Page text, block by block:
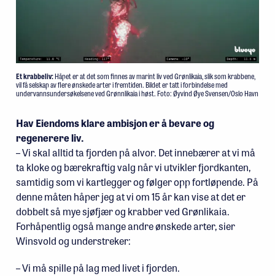
Et krabbeliv:Håpet er at det som finnes av marint liv ved Grønlikaia, slik som krabbene,
vil få selskap av flere ønskede arter i fremtiden. Bildet er tatt i forbindelse med
undervannsundersøkelsene ved Grønnlikaia i høst. Foto: Øyvind Øye Svensen/Oslo Havn
Hav Eiendoms klare ambisjon er å bevare og
regenerere liv.
– Vi skal alltid ta fjorden på alvor. Det innebærer at vi må
ta kloke og bærekraftig valg når vi utvikler fjordkanten,
samtidig som vi kartlegger og følger opp fortløpende. På
denne måten håper jeg at vi om 15 år kan vise at det er
dobbelt så mye sjøfjær og krabber ved Grønlikaia.
Forhåpentlig også mange andre ønskede arter, sier
Winsvold og understreker:
–Vi må spille på lag med livet i fjorden.